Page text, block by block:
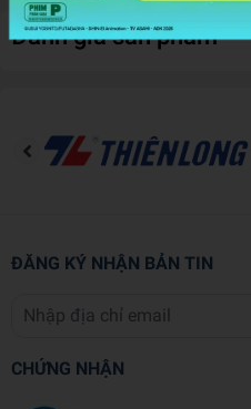
Đánh giá sản phẩm
ĐĂNG KÝ NHẬN BẢN TIN
CHỨNG NHẬN